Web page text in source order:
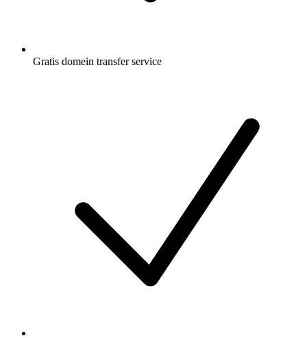
Gratis domein transfer service